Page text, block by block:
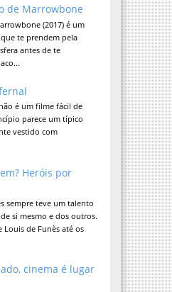
de Marrowbone
(2017) é um
te prendem pela
antes de te
é um filme fácil de
parece um típico
vestido com
Heróis por
sempre teve um talento
si mesmo e dos outros.
Louis de Funès até os
cinema é lugar